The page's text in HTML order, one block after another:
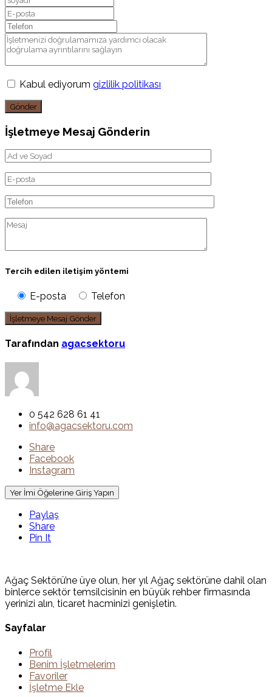
Kabul ediyorum gizlilik politikası
Gönder
İşletmeye Mesaj Gönderin
Tercih edilen iletişim yöntemi
E-posta Telefon
Tarafından agacsektoru
0 542 628 61 41
info@agacsektoru.com
Share
Facebook
Instagram
Yer İmi Öğelerine Giriş Yapın
Paylaş
Share
Pin It
Ağaç Sektörü’ne üye olun, her yıl Ağaç sektörüne dahil olan
binlerce sektör temsilcisinin en büyük rehber firmasında
yerinizi alın, ticaret hacminizi genişletin.
Sayfalar
Profil
Benim İşletmelerim
Favoriler
İşletme Ekle